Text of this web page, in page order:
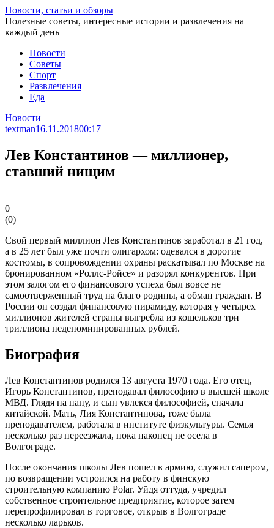
Перейти
к
статье
Новости, статьи и обзоры
Полезные советы, интересные истории и развлечения на
каждый день
Новости
Советы
Спорт
Развлечения
Еда
Новости
textman16.11.201800:17
Лев Константинов — миллионер,
ставший нищим
0
(0)
Свой первый миллион Лев Константинов заработал в 21 год,
а в 25 лет был уже почти олигархом: одевался в дорогие
костюмы, в сопровождении охраны раскатывал по Москве на
бронированном «Роллс-Ройсе» и разорял конкурентов. При
этом залогом его финансового успеха был вовсе не
самоотверженный труд на благо родины, а обман граждан. В
России он создал финансовую пирамиду, которая у четырех
миллионов жителей страны выгребла из кошельков три
триллиона неденоминированных рублей.
Биография
Лев Константинов родился 13 августа 1970 года. Его отец,
Игорь Константинов, преподавал философию в высшей школе
МВД. Глядя на папу, и сын увлекся философией, сначала
китайской. Мать, Лия Константинова, тоже была
преподавателем, работала в институте физкультуры. Семья
несколько раз переезжала, пока наконец не осела в
Волгограде.
После окончания школы Лев пошел в армию, служил сапером,
по возвращении устроился на работу в финскую
строительную компанию Polar. Уйдя оттуда, учредил
собственное строительное предприятие, которое затем
перепрофилировал в торговое, открыв в Волгограде
несколько ларьков.